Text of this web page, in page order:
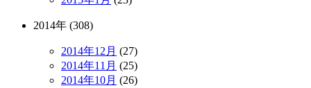
2014年 (308)
2014年12月 (27)
2014年11月 (25)
2014年10月 (26)